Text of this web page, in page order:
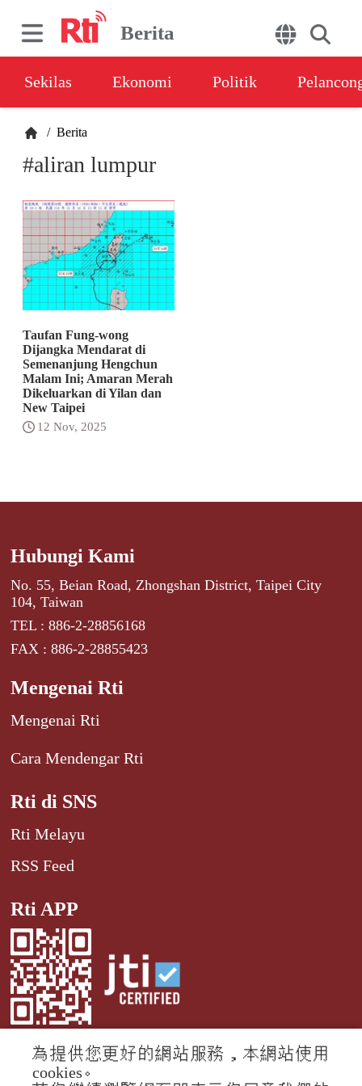
Berita
Sekilas Ekonomi Politik
/ Berita
#aliran lumpur
Taufan Fung-wong
Dijangka Mendarat di
Semenanjung Hengchun
Malam Ini; Amaran Merah
Dikeluarkan di Yilan dan
New Taipei
12 Nov, 2025
Hubungi Kami
No. 55, Beian Road, Zhongshan District, Taipei City
104, Taiwan
TEL : 886-2-28856168
FAX : 886-2-28855423
Mengenai Rti
Mengenai Rti
Cara Mendengar Rti
Rti di SNS
Rti Melayu
RSS Feed
Rti APP
為提供您更好的網站服務，本網站使用
cookies。